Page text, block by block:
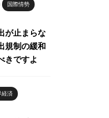
国際情勢
が止まらな
規制の緩和
きですよ
経済